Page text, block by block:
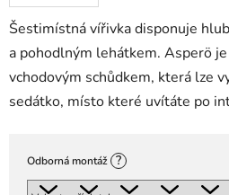
Šestimístná vířivka disponuje
a pohodlným lehátkem. Asperö
vchodovým schůdkem, která lze
sedátko, místo které uvítáte po
Odborná montáž ?